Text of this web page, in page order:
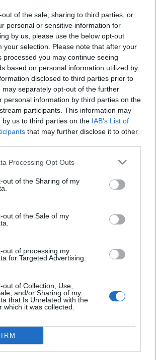
out of the sale, sharing to third parties, or
personal or sensitive information for
by us, please use the below opt-out
your selection. Please note that after your
processed you may continue seeing
based on personal information utilized by
disclosed to third parties prior to
may separately opt-out of the further
personal information by third parties on the
participants. This information may
by us to third parties on the IAB’s List of
that may further disclose it to other
Processing Opt Outs
out of the Sharing of my
out of the Sale of my
out of processing my
for Targeted Advertising.
out of Collection, Use,
and/or Sharing of my
that Is Unrelated with the
which it was collected.
(ft. Xavi)
ti quién
En El Lugar Equivocado
Ranking Foro
Adictiva
entre los 500 artistas más